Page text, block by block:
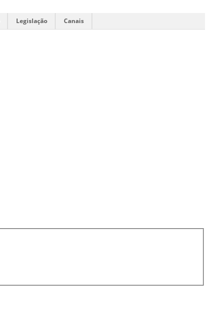
Legislação Canais